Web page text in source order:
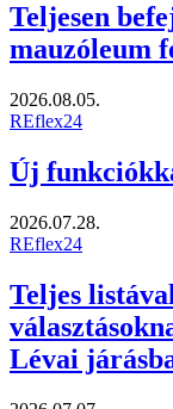
Teljesen
mauzóleum
2026.08.05.
REflex24
Új
2026.07.28.
REflex24
Teljes
Lévai